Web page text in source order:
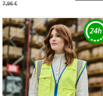
7,96 €